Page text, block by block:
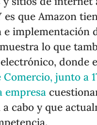
que Amazon
implementación
lo que
donde
junto a
empresa
cabo y que